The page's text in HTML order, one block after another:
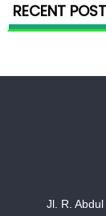
RECENT
Jl. R.